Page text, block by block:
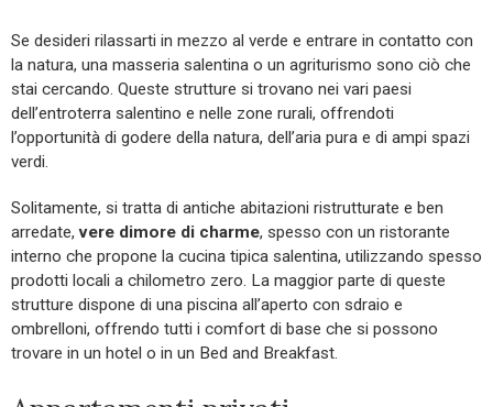
Se desideri rilassarti in mezzo al verde e entrare in contatto con
la natura, una masseria salentina o un agriturismo sono ciò che
stai cercando. Queste strutture si trovano nei vari paesi
dell’entroterra salentino e nelle zone rurali, offrendoti
l’opportunità di godere della natura, dell’aria pura e di ampi spazi
verdi.
Solitamente, si tratta di antiche abitazioni ristrutturate e ben
arredate,vere dimore di charme, spesso con un ristorante
interno che propone la cucina tipica salentina, utilizzando spesso
prodotti locali a chilometro zero. La maggior parte di queste
strutture dispone di una piscina all’aperto con sdraio e
ombrelloni, offrendo tutti i comfort di base che si possono
trovare in un hotel o in un Bed and Breakfast.